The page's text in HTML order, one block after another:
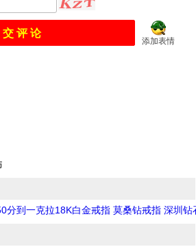
添加表情
分到一克拉18K白金戒指 莫桑钻戒指 深圳钻